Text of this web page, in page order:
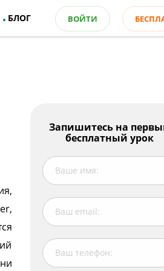
ВОЙТИ
БЛОГ
Оглавление
Выражение неопределенности
Whatever в разговорной речи
Запишитесь на
бесплатный урок